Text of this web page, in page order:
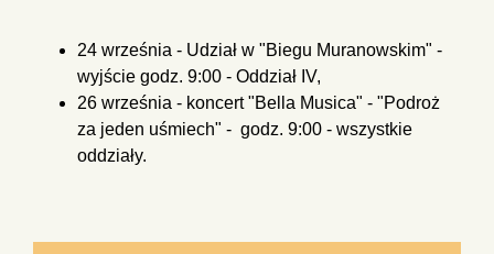
24 września - Udział w "Biegu Muranowskim" -
wyjście godz. 9:00 - Oddział IV,
26 września - koncert "Bella Musica" - "Podroż
za jeden uśmiech" - godz. 9:00 - wszystkie
oddziały.